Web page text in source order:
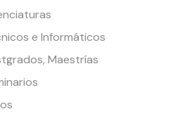
e Informáticos
Maestrías